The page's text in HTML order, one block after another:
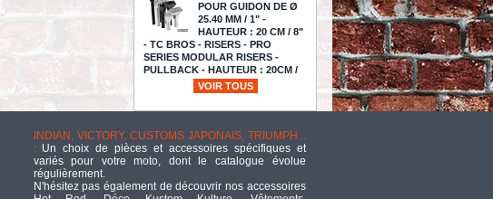
POUR GUIDON DE Ø
25.40 MM / 1" -
HAUTEUR : 20 CM / 8"
- TC BROS - RISERS - PRO
SERIES MODULAR RISERS -
PULLBACK - HAUTEUR : 20CM /
8" - noir anodisé - 101-0262
#300 RSD TRANS MT
69,70TTC
Selle Le Pera Cobra -
VOIR TOUS
INDIAN, VICTORY, CUSTOMS JAPONAIS, TRIUMPH...
:Un choix de pièces et accessoires spécifiques et
variés pour votre moto, dont le catalogue évolue
régulièrement.
N'hésitez pas également de découvrir nos accessoires